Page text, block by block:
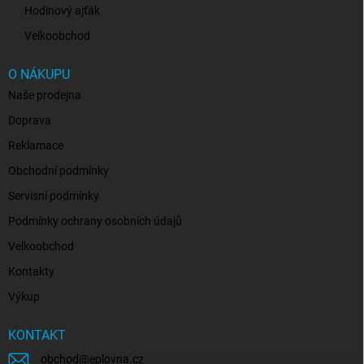
Hodinový ajťák
Velkoobchod
O NÁKUPU
Naše prodejna
Doprava
Reklamace
Obchodní podmínky
Servisní podmínky
Podmínky ochrany osobních údajů
Velkoobchod
Kontakty
Výkup
KONTAKT
obchod @eplovna.cz